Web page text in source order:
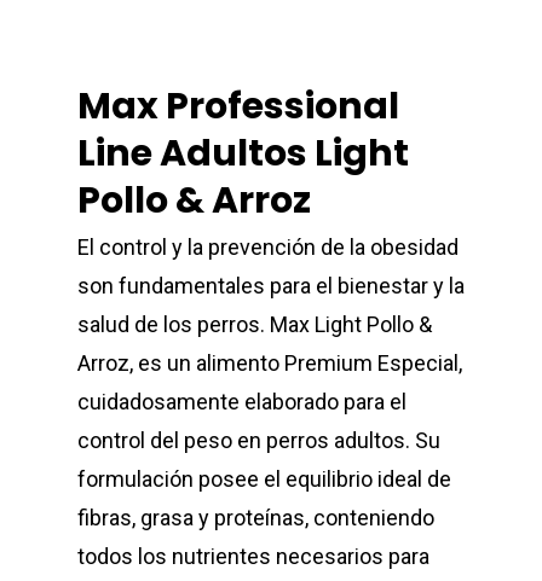
Max Professional
Line Adultos Light
Pollo & Arroz
El control y la prevención de la obesidad
son fundamentales para el bienestar y la
salud de los perros. Max Light Pollo &
Arroz, es un alimento Premium Especial,
cuidadosamente elaborado para el
control del peso en perros adultos. Su
formulación posee el equilibrio ideal de
fibras, grasa y proteínas, conteniendo
todos los nutrientes necesarios para